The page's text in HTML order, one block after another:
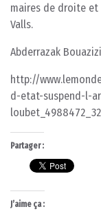
maires de droite et
Valls.
Abderrazak
http://
d-etat-suspend-l-
Partager :
J’aime ça :